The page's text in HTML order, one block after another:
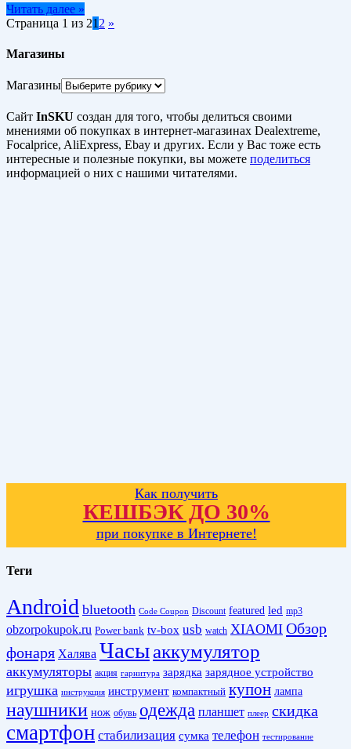
Читать далее »
Страница 1 из 21 2 »
Магазины
Магазины
Сайт InSKU создан для того, чтобы делиться своими
мнениями об покупках в интернет-магазинах Dealextreme,
Focalprice, AliExpress, Ebay и других. Если у Вас тоже есть
интересные и полезные покупки, вы можете поделиться
информацией о них с нашими читателями.
Как получить
КЕШБЭК ДО 30%
при покупке в Интернете!
Теги
Android bluetooth Code Coupon Discount featured led mp3
obzorpokupok.ru Power bank tv-box usb watch XIAOMI Обзор
фонаря Халява Часыаккумулятор
аккумуляторы акция гарнитура зарядка зарядное устройство
игрушка инструкция инструмент компактный купон лампа
наушники нож обувь одежда планшет плеер скидка
смартфон стабилизация сумка телефон тестирование